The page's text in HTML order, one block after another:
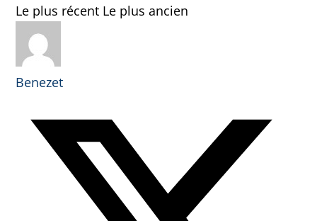
Le plus récent Le plus ancien
Benezet